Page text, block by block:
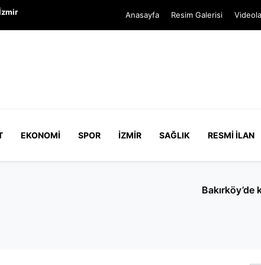
Anasayfa Resim Galerisi
EKONOMI SPOR İZMIR SAĞLIK RESMI İLAN
yolu kapatan kadın yakalandı: Hakkında 150 kayıt